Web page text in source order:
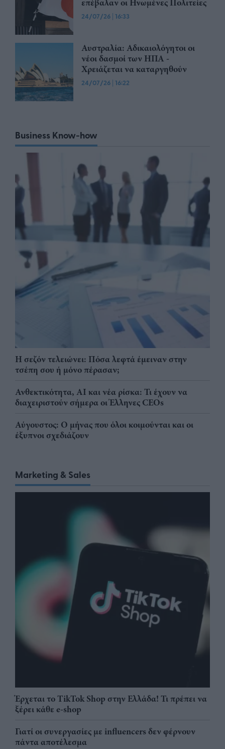
επέβαλαν οι Ηνωμένες Πολιτείες
24/07/26 | 16:33
Αυστραλία: Αδικαιολόγητοι οι
νέοι δασμοί των ΗΠΑ -
Χρειάζεται να καταργηθούν
24/07/26 | 16:22
Business Know-how
Η σεζόν τελειώνει: Πόσα λεφτά έμειναν στην
τσέπη σου ή μόνο πέρασαν;
Ανθεκτικότητα, AI και νέα ρίσκα: Τι έχουν να
διαχειριστούν σήμερα οι Έλληνες CEOs
Αύγουστος: Ο μήνας που όλοι κοιμούνται και οι
έξυπνοι σχεδιάζουν
Marketing & Sales
Έρχεται το TikTok Shop στην Ελλάδα! Τι πρέπει να
ξέρει κάθε e-shop
Γιατί οι συνεργασίες με influencers δεν φέρνουν
πάντα αποτέλεσμα